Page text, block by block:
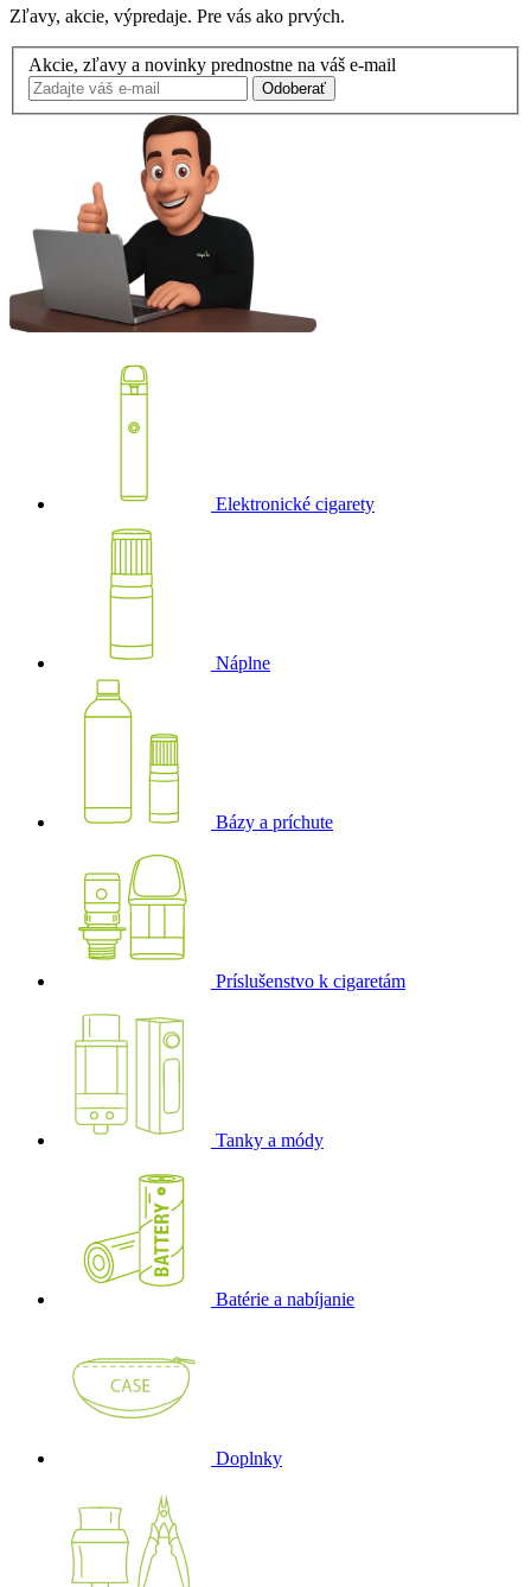
Zľavy, akcie, výpredaje. Pre vás ako prvých.
Akcie, zľavy a novinky prednostne na váš e-mail
Odoberať
Elektronické cigarety
Náplne
Bázy a príchute
Príslušenstvo k cigaretám
Tanky a módy
Batérie a nabíjanie
Doplnky